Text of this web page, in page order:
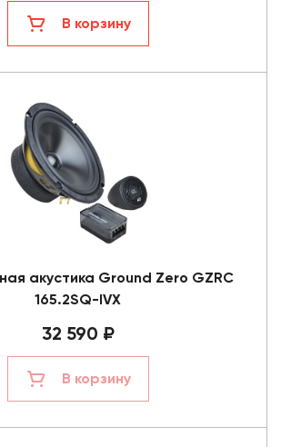
В корзину
акустика Ground Zero GZRC
165.2SQ-IVX
32 590 ₽
В корзину